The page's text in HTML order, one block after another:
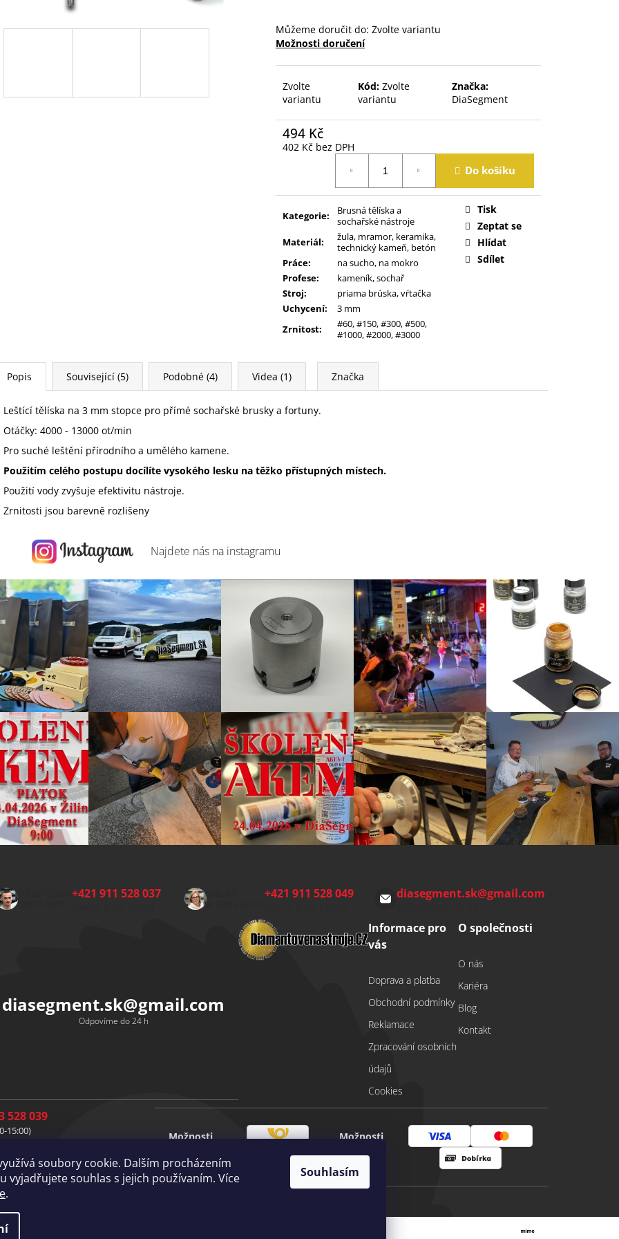
soubory cookie. Dalším procházením
vyjadřujete souhlas s jejich používaním. Více
.
Souhlasím
Můžeme doručit do: Zvolte variantu
Možnosti doručení
Zvolte
variantu
Kód: Zvolte
variantu
Značka:
DiaSegment
494 Kč
402 Kč bez DPH
Do košíku
Kategorie:
Brusná tělíska a
sochařské nástroje
Materiál:
žula, mramor, keramika,
technický kameň, betón
Práce:
na sucho, na mokro
Profese:
kameník, sochař
Stroj:
priama brúska, vŕtačka
Uchycení:
3 mm
Zrnitost:
#60, #150, #300, #500,
#1000, #2000, #3000
Tisk
Zeptat se
Hlídat
Sdílet
Popis Související (5) Podobné (4) Videa (1) Značka
Leštící tělíska na 3 mm stopce pro přímé sochařské brusky a fortuny.
Otáčky: 4000 - 13000 ot/min
Pro suché leštění přírodního a umělého kamene.
Použitím celého postupu docílíte vysokého lesku na těžko přístupných místech.
Použití vody zvyšuje efektivitu nástroje.
Zrnitosti jsou barevně rozlišeny
Najdete nás na instagramu
HŘBITOVNÍ+421 911 528 037
SKLAD
A EXPEDICE:
+421 911 528 049 diasegment.sk@gmail.com
diasegment.sk@gmail.com
Odpovíme do 24 h
Informace pro
vás
Doprava a platba
Obchodní podmínky
Reklamace
Zpracování osobních
údajů
Cookies
O společnosti
O nás
Kariéra
Blog
Kontakt
528 039
15:00)
15:00)
528 049
15:00)
Možnosti
dopravy
Možnosti
platby
Mastercard